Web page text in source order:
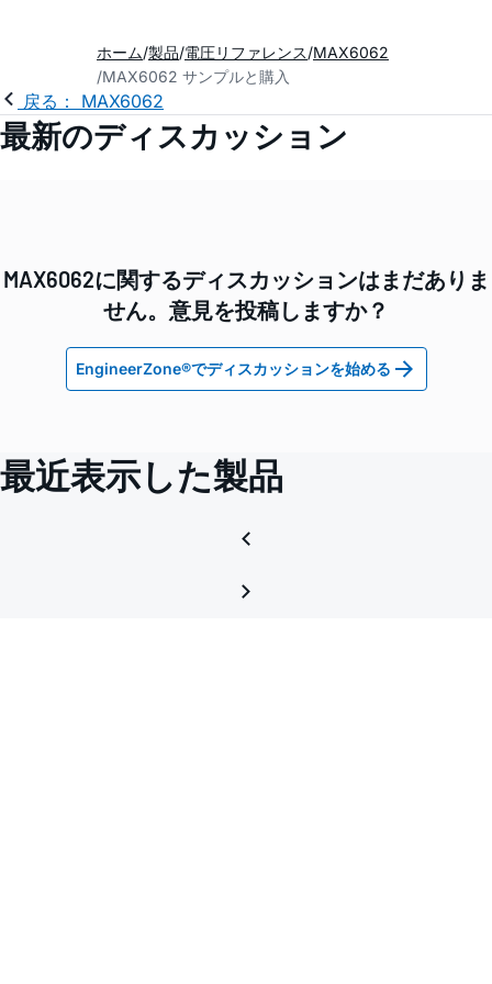
ホーム 製品 電圧リファレンス MAX6062
MAX6062 サンプルと購入
戻る： MAX6062
最新のディスカッション
MAX6062に関するディスカッションはまだありま
せん。意見を投稿しますか？
EngineerZone®でディスカッションを始める
最近表示した製品